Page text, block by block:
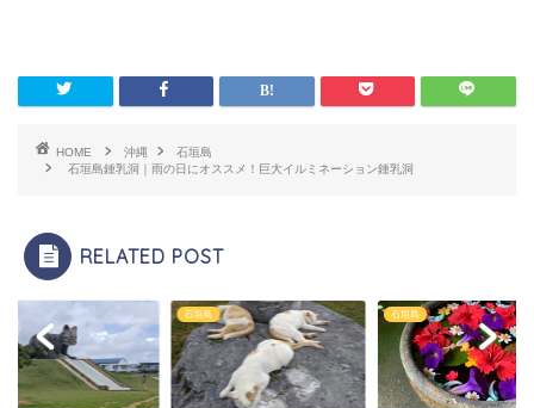
HOME 沖縄
石垣島
石垣島鍾乳洞｜雨の日にオススメ！巨大イルミネーション鍾乳洞
RELATED POST
石垣島 石垣島